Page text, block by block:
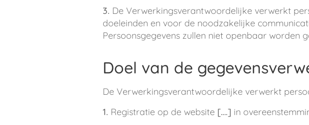
3. De Verwerkingsverantwoordelijke verwerkt
doeleinden en voor de noodzakelijke
Persoonsgegevens zullen niet openbaar worden
Doel van de
De Verwerkingsverantwoordelijke verwerkt
1. Registratie op de website [….] in